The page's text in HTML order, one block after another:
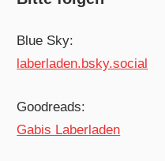
Blue Sky:
laberladen.bsky.social
Goodreads:
Gabis Laberladen